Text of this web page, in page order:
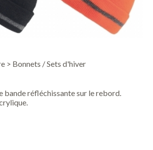
> Bonnets / Sets d'hiver
bande réfléchissante sur le rebord.